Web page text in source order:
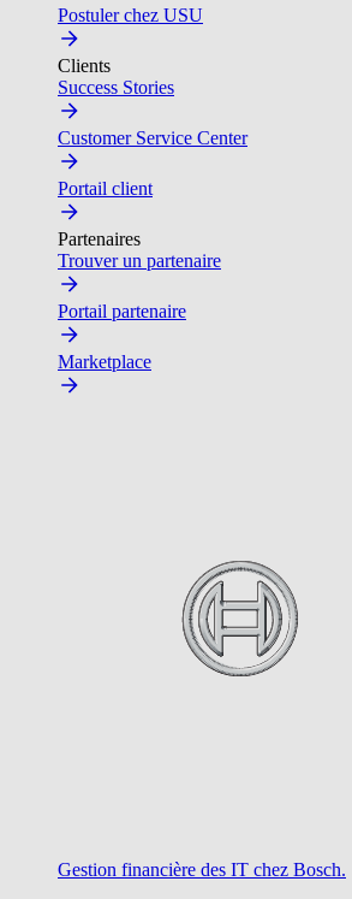
Postuler chez USU
Clients
Success Stories
Customer Service Center
Portail client
Partenaires
Trouver un partenaire
Portail partenaire
Marketplace
Gestion financière des IT chez Bosch.